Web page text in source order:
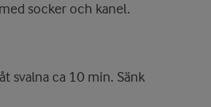
socker och kanel.
svalna ca 10 min. Sänk